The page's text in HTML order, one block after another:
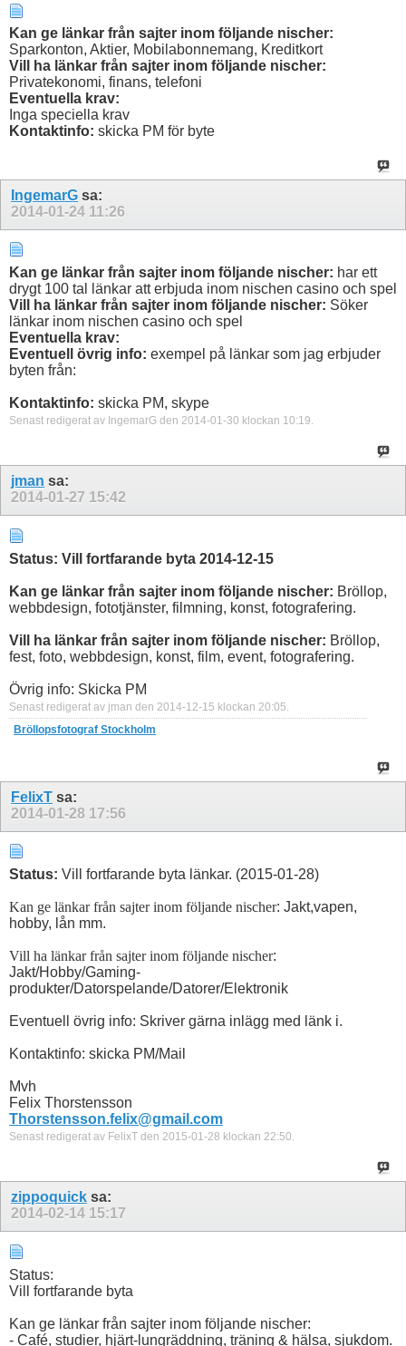
Kan ge länkar från sajter inom följande nischer:
Sparkonton, Aktier, Mobilabonnemang, Kreditkort
Vill ha länkar från sajter inom följande nischer:
Privatekonomi, finans, telefoni
Eventuella krav:
Inga speciella krav
Kontaktinfo: skicka PM för byte
IngemarG sa:
2014-01-24 11:26
Kan ge länkar från sajter inom följande nischer: har ett
drygt 100 tal länkar att erbjuda inom nischen casino och spel
Vill ha länkar från sajter inom följande nischer: Söker
länkar inom nischen casino och spel
Eventuella krav:
Eventuell övrig info: exempel på länkar som jag erbjuder
byten från:
Kontaktinfo: skicka PM, skype
Senast redigerat av IngemarG den 2014-01-30 klockan 10:19.
jman sa:
2014-01-27 15:42
Status: Vill fortfarande byta 2014-12-15
Kan ge länkar från sajter inom följande nischer: Bröllop,
webbdesign, fototjänster, filmning, konst, fotografering.
Vill ha länkar från sajter inom följande nischer: Bröllop,
fest, foto, webbdesign, konst, film, event, fotografering.
Övrig info: Skicka PM
Senast redigerat av jman den 2014-12-15 klockan 20:05
Bröllopsfotograf Stockholm
FelixT sa:
2014-01-28 17:56
Status: Vill fortfarande byta länkar. (2015-01-28)
Kan ge länkar från sajter inom följande nischer: Jakt,vapen,
hobby, lån mm.
Vill ha länkar från sajter inom följande nischer:
Jakt/Hobby/Gaming-
produkter/Datorspelande/Datorer/Elektronik
Eventuell övrig info: Skriver gärna inlägg med länk i.
Kontaktinfo: skicka PM/Mail
Mvh
Felix Thorstensson
Thorstensson.felix@gmail.com
Senast redigerat av FelixT den 2015-01-28 klockan 22:50.
zippoquick sa:
2014-02-14 15:17
Status:
Vill fortfarande byta
Kan ge länkar från sajter inom följande nischer:
- Café, studier, hjärt-lungräddning, träning & hälsa, sjukdom.